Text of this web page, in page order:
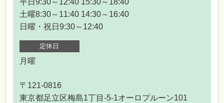
平日9:30～12:40 15:30～18:40
土曜8:30～11:40 14:30～16:40
日曜・祝日9:30～12:40
定休日
月曜
〒121-0816
東京都足立区梅島1丁目-5-1オーロプルーン101